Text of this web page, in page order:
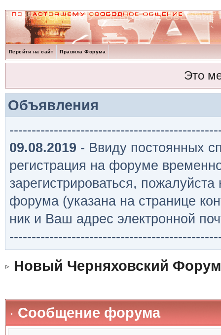
Перейти на сайт Правила Форума
Это
Объявления
09.08.2019 - Ввиду постоянных
регистрация на форуме
зарегистрироваться,
форума (указана на странице
ник и Ваш адрес электронной
Новый Черняховский Форум
Сообщение форума